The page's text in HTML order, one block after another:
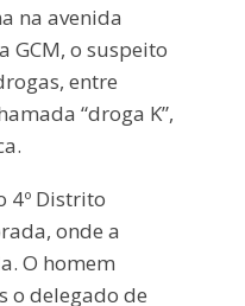
na avenida
GCM, o suspeito
entre
“droga K”,
4º Distrito
onde a
O homem
o delegado de